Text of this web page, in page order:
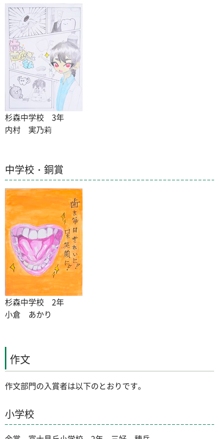
杉森中学校 3年
内村 実乃莉
中学校・銅賞
杉森中学校 2年
小倉 あかり
作文
作文部門の入賞者は以下のとおりです。
小学校